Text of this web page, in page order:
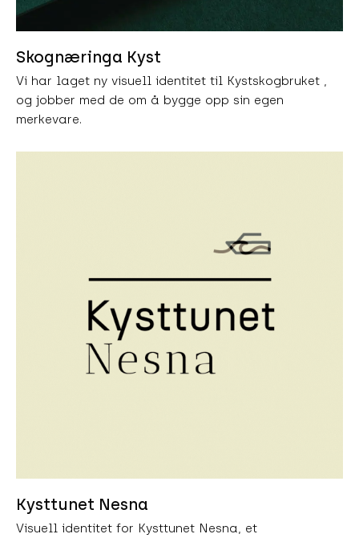
Skognæringa Kyst
Vi har laget ny visuell identitet til Kystskogbruket ,
og jobber med de om å bygge opp sin egen
merkevare.
Kysttunet Nesna
Visuell identitet for Kysttunet Nesna, et